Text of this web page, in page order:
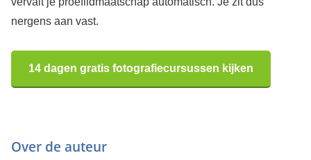
nergens aan vast.
14 dagen gratis fotografiecursussen kijken
Over de auteur